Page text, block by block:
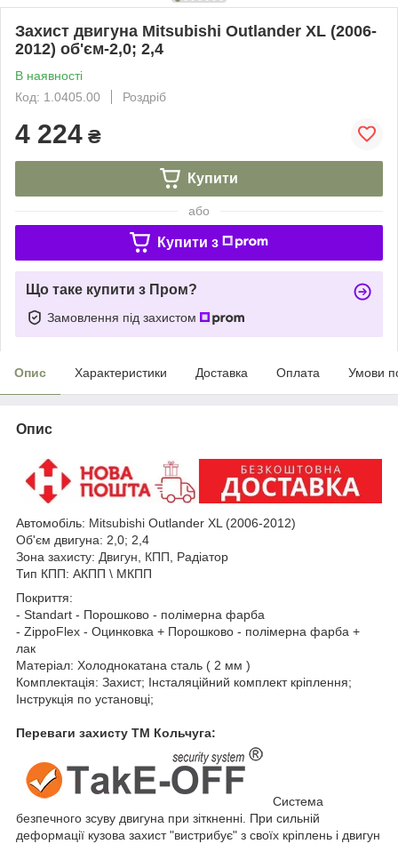
Захист двигуна Mitsubishi Outlander XL (2006-
2012) об'єм-2,0; 2,4
В наявності
Код: 1.0405.00
Роздріб
4 224 ₴
Купити
або
Купити з
Що таке купити з Пром?
Замовлення під захистом
Опис Характеристики Доставка Оплата Умови
Опис
Автомобіль: Mitsubishi Outlander XL (2006-2012)
Об'єм двигуна: 2,0; 2,4
Зона захисту: Двигун, КПП , Радіатор
Тип КПП: АКПП \ МКПП
Покриття:
- Standart - Порошково - полімерна фарба
- ZippoFlex - Оцинковка + Порошково - полімерна фарба +
лак
Матеріал: Холоднокатана сталь ( 2 мм )
Комплектація: Захист; Інсталяційний комплект кріплення;
Інструкція по установці;
Переваги захисту ТМ Кольчуга:
Система
безпечного зсуву двигуна при зіткненні. При сильній
деформації кузова захист "вистрибує" з своїх кріплень і двигун